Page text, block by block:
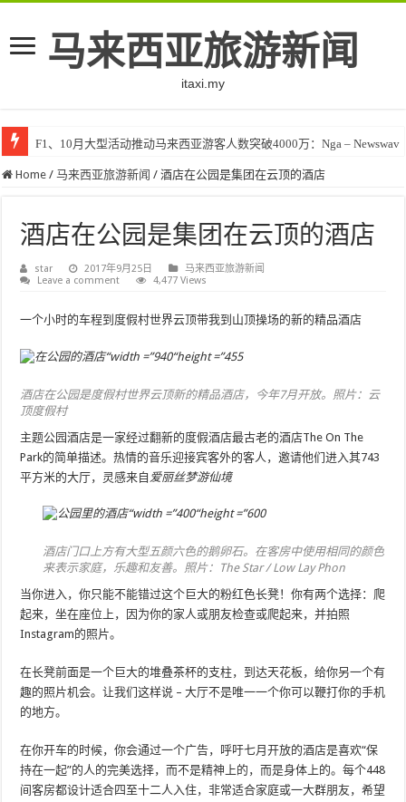
马来西亚旅游新闻
itaxi.my
F1、10月大型活动推动马来西亚游客人数突破4000万：Nga – Newswav
Home / 马来西亚旅游新闻 / 酒店在公园是集团在云顶的酒店
酒店在公园是集团在云顶的酒店
star 2017年9月25日
马来西亚旅游新闻
Leave a comment
4,477 Views
一个小时的车程到度假村世界云顶带我到山顶操场的新的精品酒店
酒店在公园是度假村世界云顶新的精品酒店，今年7月开放。照片：云
顶度假村
主题公园酒店是一家经过翻新的度假酒店最古老的酒店The On The
Park的简单描述。热情的音乐迎接宾客外的客人，邀请他们进入其743
平方米的大厅，灵感来自 爱丽丝梦游仙境
酒店门口上方有大型五颜六色的鹅卵石。在客房中使用相同的颜色
来表示家庭，乐趣和友善。照片：The Star / Low Lay Phon
当你进入，你只能不能错过这个巨大的粉红色长凳！你有两个选择：爬
起来，坐在座位上，因为你的家人或朋友检查或爬起来，并拍照
Instagram的照片。
在长凳前面是一个巨大的堆叠茶杯的支柱，到达天花板，给你另一个有
趣的照片机会。让我们这样说 – 大厅不是唯一一个你可以鞭打你的手机
的地方。
在你开车的时候，你会通过一个广告，呼吁七月开放的酒店是喜欢“保
持在一起”的人的完美选择，而不是精神上的，而是身体上的。每个448
间客房都设计适合四至十二人入住，非常适合家庭或一大群朋友，希望